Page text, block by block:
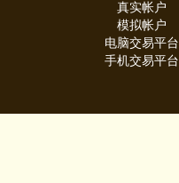
真实帐户
模拟帐户
电脑交易平台
手机交易平台